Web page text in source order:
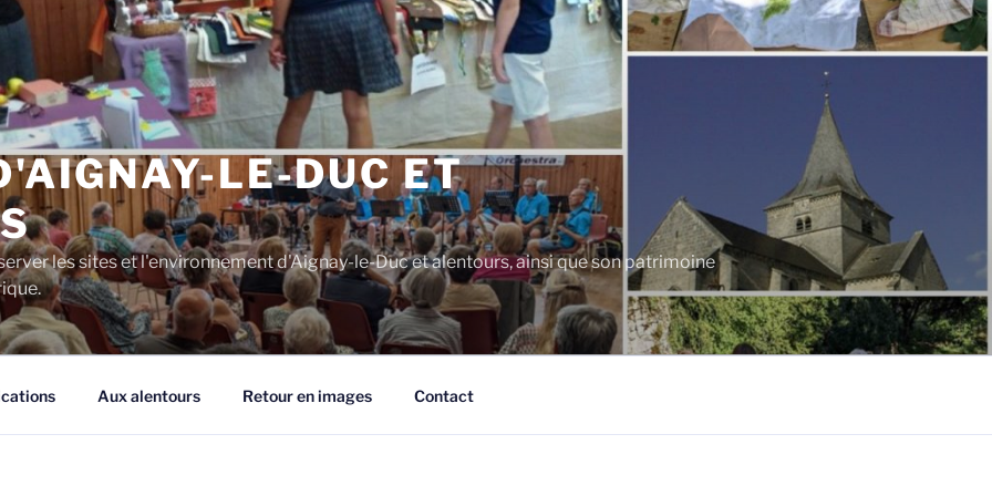
LE-DUC ET
les sites et l'environnement d'Aignay-le-Duc et alentours, ainsi que son patrimoine
Aux alentours Retour en images Contact